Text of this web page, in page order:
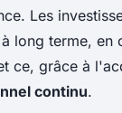
Les
long terme, en
ce, grâce à
continu.